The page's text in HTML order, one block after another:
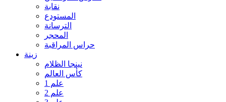
نقابة
المستودع
الترسانة
المحجر
حراس المراقبة
زينة
نينجا الظلام
كأس العالم
علم 1
علم 2